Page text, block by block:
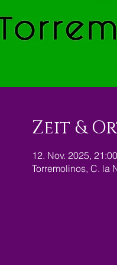
Zeit &
12. Nov. 2025,
Torremolinos, C. la